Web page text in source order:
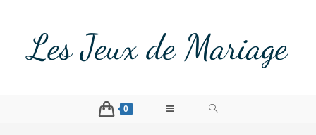
Les Jeux de Mariage
0